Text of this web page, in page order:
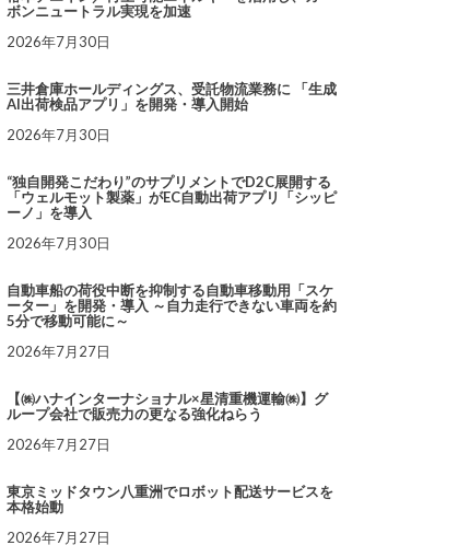
ボンニュートラル実現を加速
2026年7月30日
三井倉庫ホールディングス、受託物流業務に 「生成
AI出荷検品アプリ」を開発・導入開始
2026年7月30日
“独自開発こだわり”のサプリメントでD2C展開する
「ウェルモット製薬」がEC自動出荷アプリ「シッピ
ーノ」を導入
2026年7月30日
自動車船の荷役中断を抑制する自動車移動用「スケ
ーター」を開発・導入 ～自力走行できない車両を約
5分で移動可能に～
2026年7月27日
【㈱ハナインターナショナル×星清重機運輸㈱】グ
ループ会社で販売力の更なる強化ねらう
2026年7月27日
東京ミッドタウン八重洲でロボット配送サービスを
本格始動
2026年7月27日